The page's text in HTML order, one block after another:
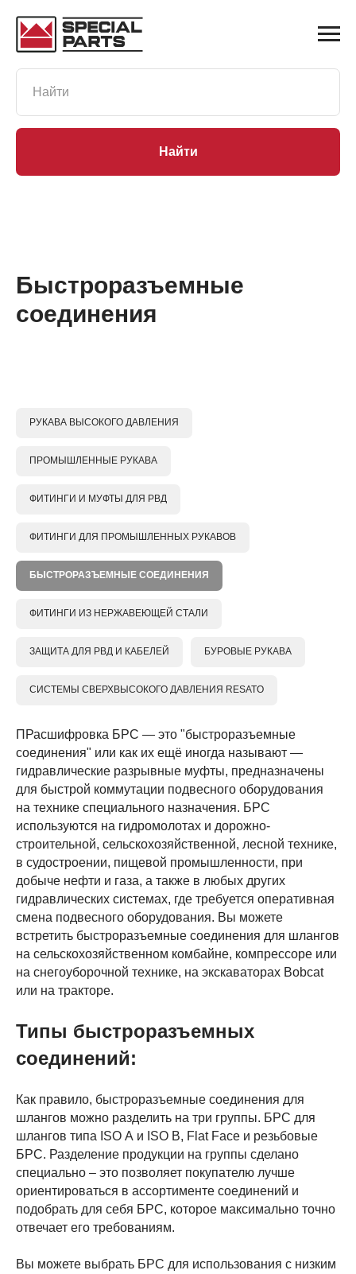
Найти
Быстроразъемные
соединения
РУКАВА ВЫСОКОГО ДАВЛЕНИЯ
ПРОМЫШЛЕННЫЕ РУКАВА
ФИТИНГИ И МУФТЫ ДЛЯ РВД
ФИТИНГИ ДЛЯ ПРОМЫШЛЕННЫХ РУКАВОВ
БЫСТРОРАЗЪЕМНЫЕ СОЕДИНЕНИЯ
ФИТИНГИ ИЗ НЕРЖАВЕЮЩЕЙ СТАЛИ
ЗАЩИТА ДЛЯ РВД И КАБЕЛЕЙ БУРОВЫЕ РУКАВА
СИСТЕМЫ СВЕРХВЫСОКОГО ДАВЛЕНИЯ RESATO
ПРасшифровка БРС — это "быстроразъемные
соединения" или как их ещё иногда называют —
гидравлические разрывные муфты, предназначены
для быстрой коммутации подвесного оборудования
на технике специального назначения. БРС
используются на гидромолотах и дорожно-
строительной, сельскохозяйственной, лесной технике,
в судостроении, пищевой промышленности, при
добыче нефти и газа, а также в любых других
гидравлических системах, где требуется оперативная
смена подвесного оборудования. Вы можете
встретить быстроразъемные соединения для шлангов
на сельскохозяйственном комбайне, компрессоре или
на снегоуборочной технике, на экскаваторах Bobcat
или на тракторе.
Типы быстроразъемных
соединений:
Как правило, быстроразъемные соединения для
шлангов можно разделить на три группы. БРС для
шлангов типа ISO А и ISO B, Flat Face и резьбовые
БРС. Разделение продукции на группы сделано
специально – это позволяет покупателю лучше
ориентироваться в ассортименте соединений и
подобрать для себя БРС, которое максимально точно
отвечает его требованиям.
Вы можете выбрать БРС для использования с низким